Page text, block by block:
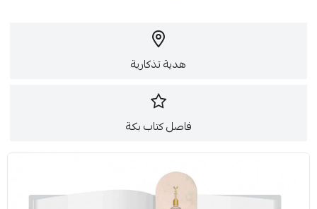
هدية تذكارية
فاصل كتاب بكة